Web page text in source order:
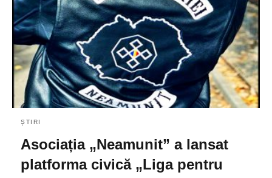
ȘTIRI
Asociația „Neamunit” a lansat
platforma civică „Liga pentru